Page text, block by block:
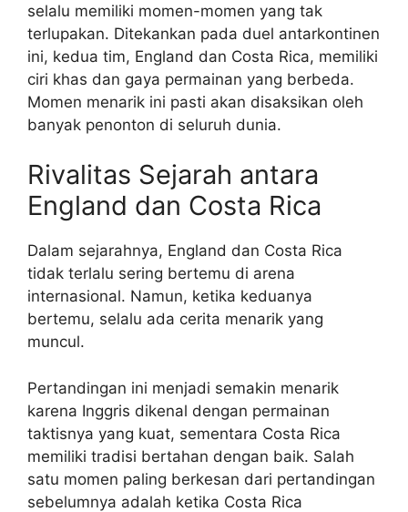
selalu memiliki momen-momen yang tak
terlupakan. Ditekankan pada duel antarkontinen
ini, kedua tim, England dan Costa Rica, memiliki
ciri khas dan gaya permainan yang berbeda.
Momen menarik ini pasti akan disaksikan oleh
banyak penonton di seluruh dunia.
Rivalitas Sejarah antara
England dan Costa Rica
Dalam sejarahnya, England dan Costa Rica
tidak terlalu sering bertemu di arena
internasional. Namun, ketika keduanya
bertemu, selalu ada cerita menarik yang
muncul.
Pertandingan ini menjadi semakin menarik
karena Inggris dikenal dengan permainan
taktisnya yang kuat, sementara Costa Rica
memiliki tradisi bertahan dengan baik. Salah
satu momen paling berkesan dari pertandingan
sebelumnya adalah ketika Costa Rica